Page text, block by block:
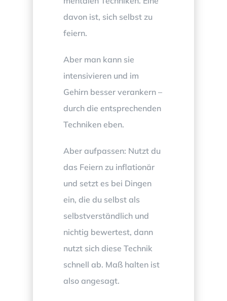
davon ist, sich selbst zu
feiern.
Aber man kann sie
intensivieren und im
Gehirn besser verankern –
durch die entsprechenden
Techniken eben.
Aber aufpassen: Nutzt du
das Feiern zu inflationär
und setzt es bei Dingen
ein, die du selbst als
selbstverständlich und
nichtig bewertest, dann
nutzt sich diese Technik
schnell ab. Maß halten ist
also angesagt.